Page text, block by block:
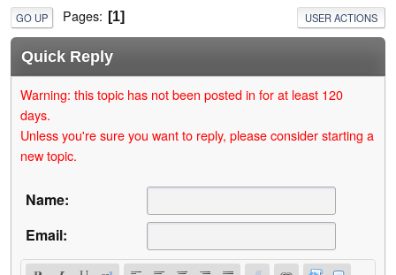
GO UP Pages 1 USER ACTIONS
Quick Reply
Warning: this topic has not been posted in for at least 120
days.
Unless you're sure you want to reply, please consider starting a
new topic.
Name:
Email: